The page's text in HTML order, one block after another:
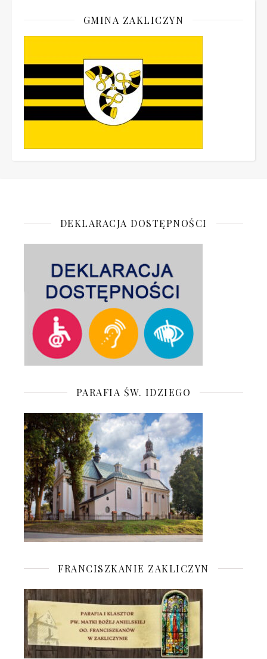
GMINA ZAKLICZYN
DEKLARACJA DOSTĘPNOŚCI
PARAFIA ŚW. IDZIEGO
FRANCISZKANIE ZAKLICZYN